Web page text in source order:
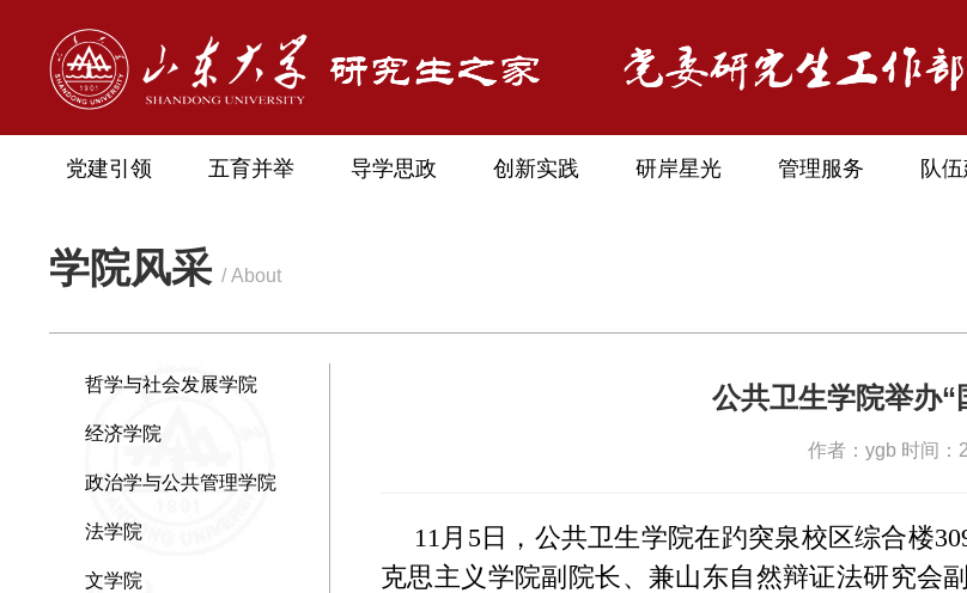
党建引领 五育并举 导学思政 创新实践 研岸星光 管理服务 队
学院风采 / About
哲学与社会发展学院
经济学院
政治学与公共管理学院
法学院
文学院
公共卫生学院举办
作者：ygb 时间：
11月 5日，公共卫生学院在趵突泉校区综合楼
克思主义学院副院长、兼山东自然辩证法研究会